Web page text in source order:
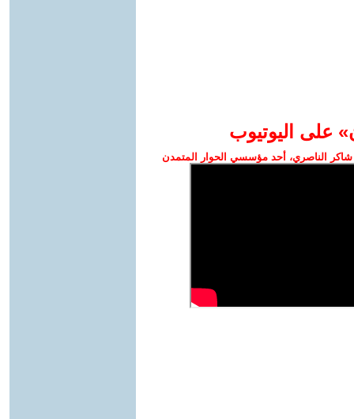
على اليوتيوب
الناصري، أحد مؤسسي الحوار المتمدن